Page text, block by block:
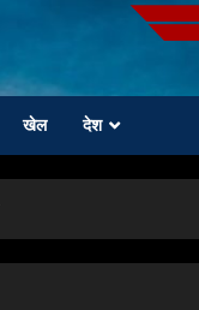
खेल देश